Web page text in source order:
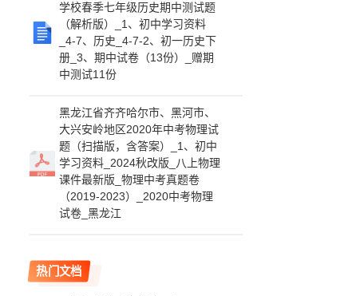
学校春季七年级历史期中测试题
（解析版）_1、初中学习资料
_4-7、历史_4-7-2、初一历史下
册_3、期中试卷（13份）_赠期
中测试11份
黑龙江省齐齐哈尔市、黑河市、
大兴安岭地区2020年中考物理试
题（扫描版，含答案）_1、初中
学习资料_2024秋改版_八上物理
课件最新版_物理中考真题卷
（2019-2023）_2020中考物理
试卷_黑龙江
热门文档